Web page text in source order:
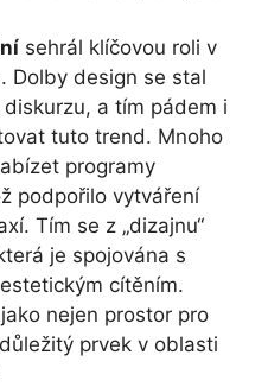
sehrál klíčovou roli v
Dolby design se stal
a tím pádem i
tuto trend. Mnoho
programy
podpořilo vytváření
Tím se z „dizajnu“
je spojována s
cítěním.
nejen prostor pro
prvek v oblasti